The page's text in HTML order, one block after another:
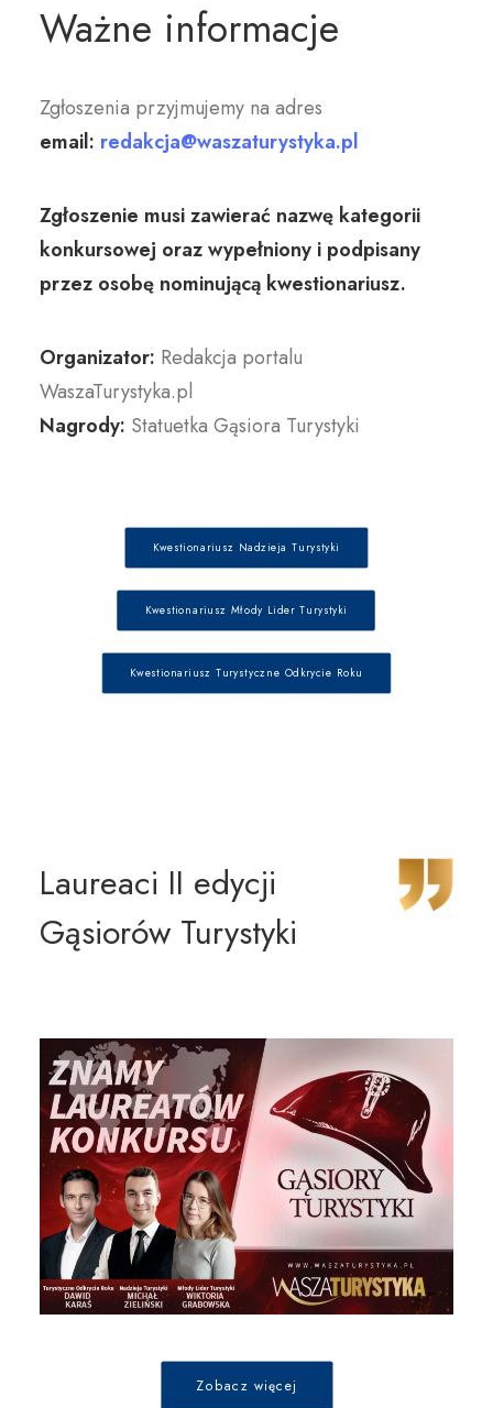
Ważne informacje
Zgłoszenia przyjmujemy na adres
email: redakcja@waszaturystyka.pl
Zgłoszenie musi zawierać nazwę kategorii
konkursowej oraz wypełniony i podpisany
przez osobę nominującą kwestionariusz.
Organizator: Redakcja portalu
WaszaTurystyka.pl
Nagrody: Statuetka Gąsiora Turystyki
Kwestionariusz Nadzieja Turystyki
Kwestionariusz Młody Lider Turystyki
Kwestionariusz Turystyczne Odkrycie Roku
Laureaci II edycji
Gąsiorów Turystyki
Zobacz więcej